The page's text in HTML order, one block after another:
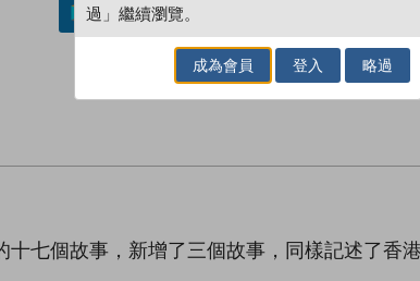
加入／閱讀電子書 借閱
七個故事，新增了三個故事，同樣記述了香
過」繼續瀏覽。
成為會員 登入 略過